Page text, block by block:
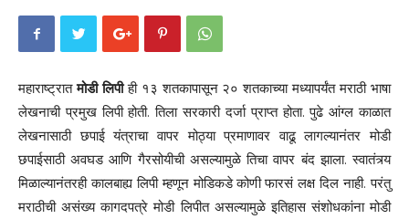
महाराष्ट्रातमोडी लिपीही १३ शतकापासून २० शतकाच्या मध्यापर्यंत मराठी भाषा
लेखनाची प्रमुख लिपी होती. तिला सरकारी दर्जा प्राप्त होता. पुढे आंग्ल काळात
लेखनासाठी छपाई यंत्राचा वापर मोठ्या प्रमाणावर वाढू लागल्यानंतर मोडी
छपाईसाठी अवघड आणि गैरसोयीची असल्यामुळे तिचा वापर बंद झाला. स्वातंत्र्य
मिळाल्यानंतरही कालबाह्य लिपी म्हणून मोडिकडे कोणी फारसं लक्ष दिल नाही. परंतु
मराठीची असंख्य कागदपत्रे मोडी लिपीत असल्यामुळे इतिहास संशोधकांना मोडी